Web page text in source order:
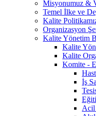
Misyonumuz &
Temel İlke ve
Kalite
Organizasyon
Kalite Yönetim
Kalite
Kalite
Komite -
İş
Acil